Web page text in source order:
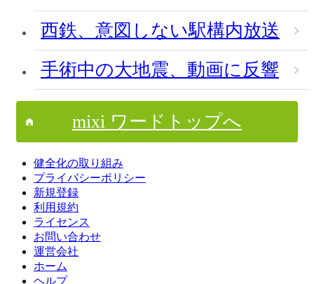
西鉄、意図しない駅構内放送
手術中の大地震、動画に反響
mixi ワードトップへ
健全化の取り組み
プライバシーポリシー
新規登録
利用規約
ライセンス
お問い合わせ
運営会社
ホーム
ヘルプ